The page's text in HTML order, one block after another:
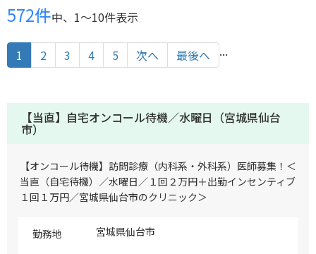
572件中、1〜10件表示
1 2 3 4 5 ...
次へ 最後へ
【当直】自宅オンコール待機／水曜日（宮城県仙台
市）
【オンコール待機】訪問診療（内科系・外科系）医師募集！＜
当直（自宅待機）／水曜日／１回２万円＋出勤インセンティブ
１回１万円／宮城県仙台市のクリニック＞
勤務地 宮城県仙台市